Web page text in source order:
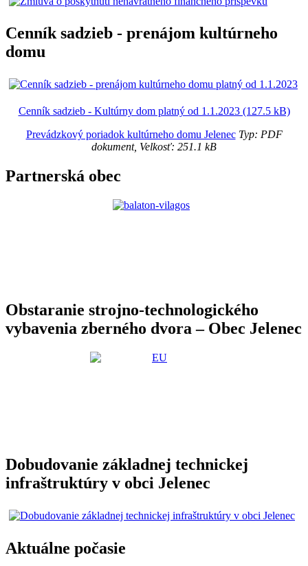
Cenník sadzieb - prenájom kultúrneho
domu
Cenník sadzieb - Kultúrny dom platný od 1.1.2023 (127.5 kB)
Prevádzkový poriadok kultúrneho domu JelenecTyp: PDF
dokument, Velkosť: 251.1 kB
Partnerská obec
Obstaranie strojno-technologického
vybavenia zberného dvora – Obec Jelenec
Dobudovanie základnej technickej
infraštruktúry v obci Jelenec
Aktuálne počasie